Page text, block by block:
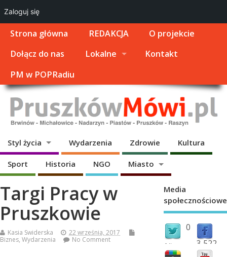
Strona główna REDAKCJA
O projekcie
Dołącz do nas
Lokalne
Kontakt
PM w POPRadiu
Styl życia Wydarzenia Zdrowie Kultura
Sport Historia NGO Miasto
Targi Pracy w
Pruszkowie
Kasia Swiderska
22 września, 2017
Biznes, Wydarzenia No Comment
Media
społecznościowe
0
followers 3,522
fans
Zaloguj się